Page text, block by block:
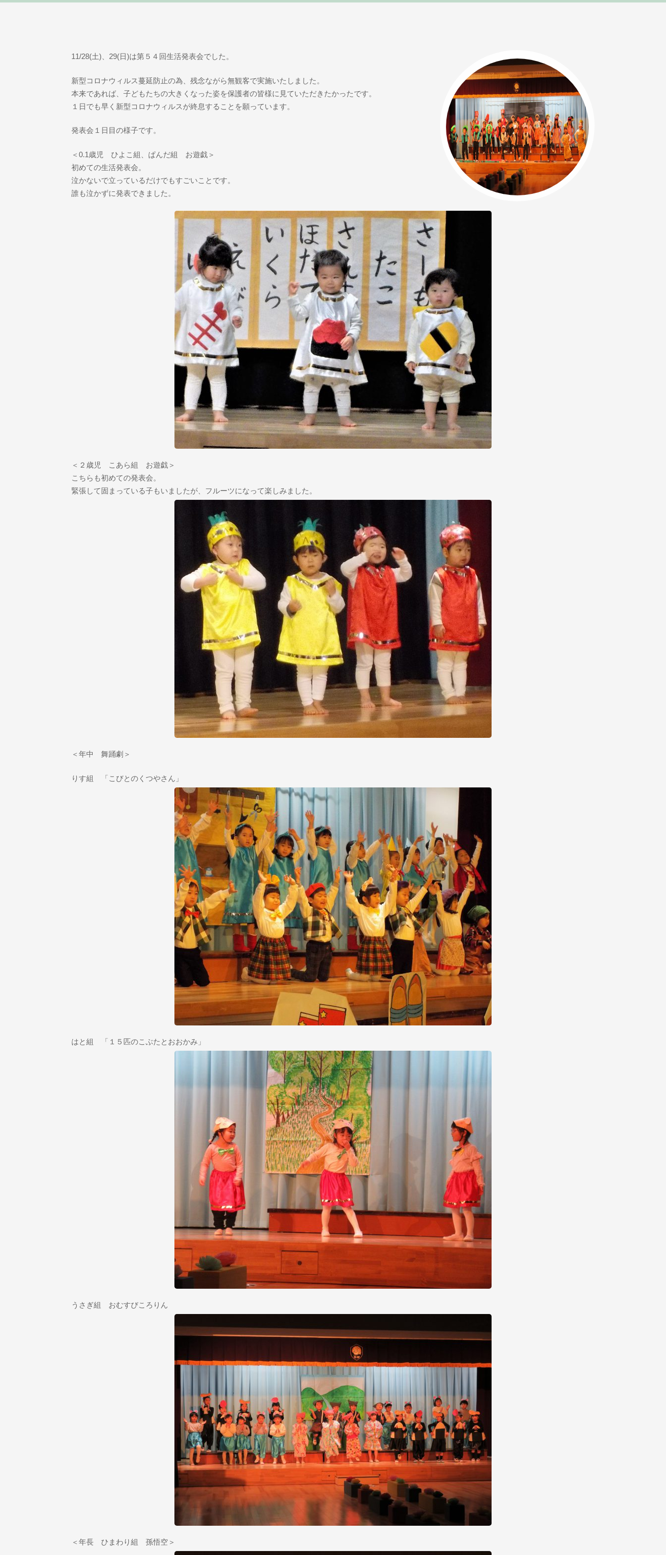
11/28(土)、29(日)は第５４回生活発表会でした。
新型コロナウィルス蔓延防止の為、残念ながら無観客で実施いたしました。
本来であれば、子どもたちの大きくなった姿を保護者の皆様に見ていただきたかったです。
１日でも早く新型コロナウィルスが終息することを願っています。
発表会１日目の様子です。
＜0.1歳児 ひよこ組、ぱんだ組 お遊戯＞
初めての生活発表会。
泣かないで立っているだけでもすごいことです。
誰も泣かずに発表できました。
＜２歳児 こあら組 お遊戯＞
こちらも初めての発表会。
緊張して固まっている子もいましたが、フルーツになって楽しみました。
＜年中 舞踊劇＞
りす組 「こびとのくつやさん」
はと組 「１５匹のこぶたとおおかみ」
うさぎ組 おむすびころりん
＜年長 ひまわり組 孫悟空＞